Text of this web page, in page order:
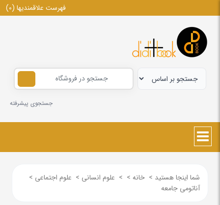
فهرست علاقمندیها (0)
جستجوی پیشرفته
شما اینجا هستید > خانه >
> علوم انسانی > علوم اجتماعی >
آناتومی جامعه